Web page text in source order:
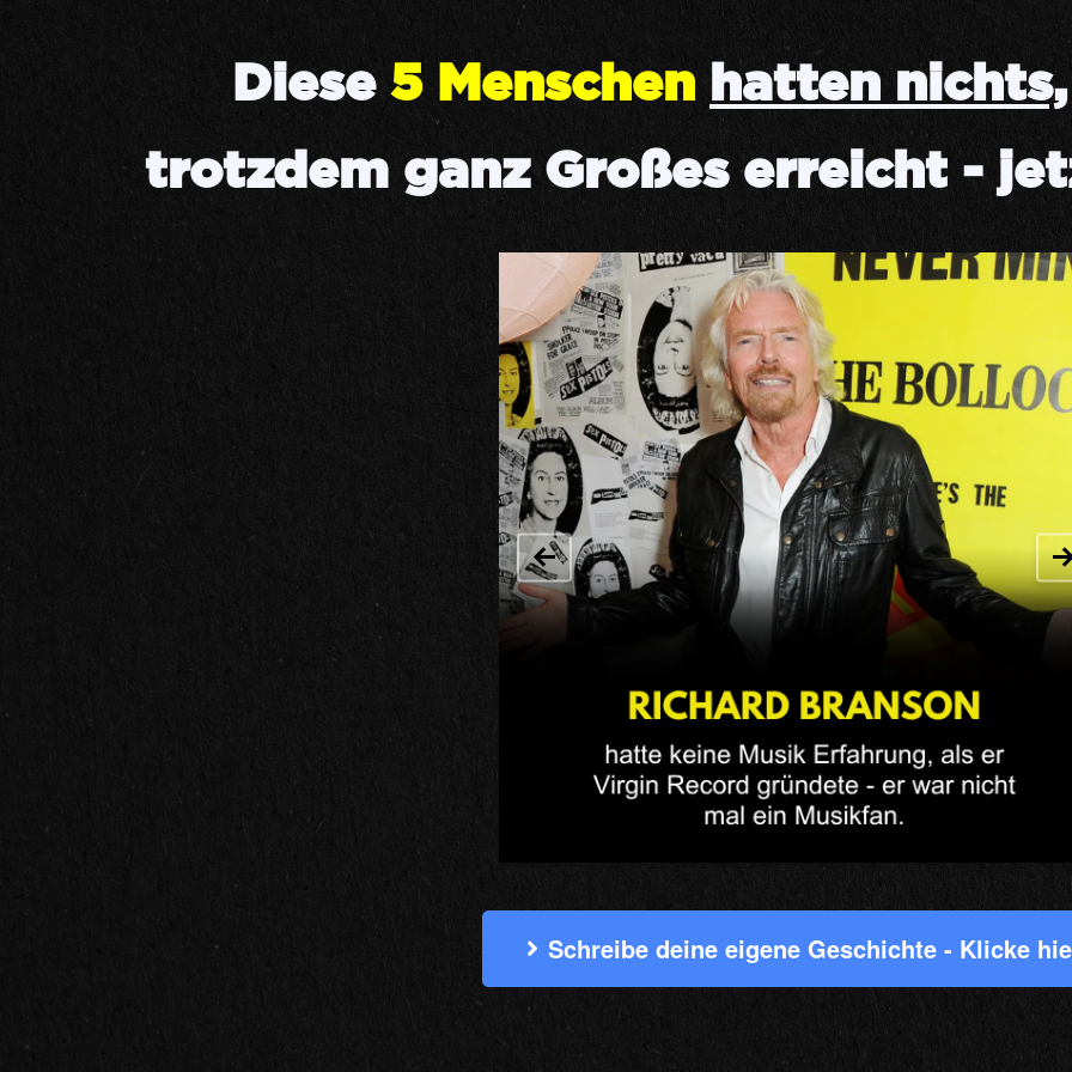
Diese 5 Menschen hatten nichts,
trotzdem ganz Großes erreicht -
Schreibe deine eigene Geschichte - Klicke